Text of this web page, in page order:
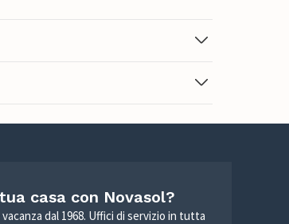
casa con Novasol?
dal 1968. Uffici di servizio in tutta